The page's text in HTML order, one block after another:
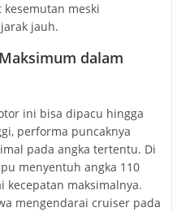
meski
jauh.
dalam
ini bisa dipacu hingga
performa puncaknya
pada angka tertentu. Di
menyentuh angka 110
kecepatan maksimalnya.
mengendarai cruiser pada